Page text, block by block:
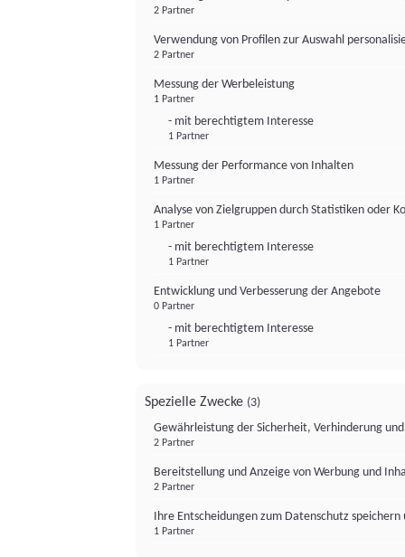
2 Partner
Verwendung von Profilen zur Auswahl
2 Partner
Messung der Werbeleistung
1 Partner
- mit berechtigtem Interesse
1 Partner
Messung der Performance von Inhalten
1 Partner
Analyse von Zielgruppen durch Statistiken oder
1 Partner
- mit berechtigtem Interesse
1 Partner
Entwicklung und Verbesserung der Angebote
0 Partner
- mit berechtigtem Interesse
1 Partner
Spezielle Zwecke (3)
Gewährleistung der Sicherheit, Verhinderung
2 Partner
Bereitstellung und Anzeige von Werbung und
2 Partner
Ihre Entscheidungen zum Datenschutz
1 Partner